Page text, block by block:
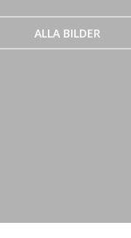
ALLA BILDER